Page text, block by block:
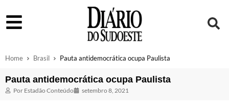
Home Brasil Pauta antidemocrática ocupa Paulista
Pauta antidemocrática ocupa Paulista
Por Estadão Conteúdo setembro 8, 2021